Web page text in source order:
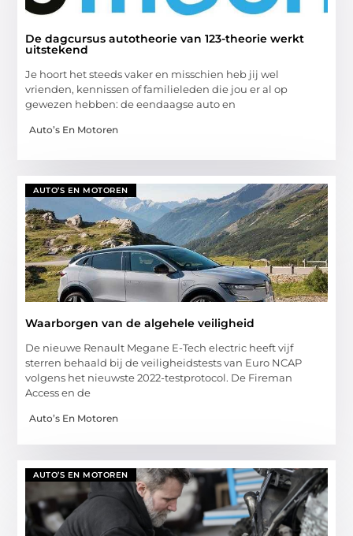
De dagcursus autotheorie van 123-theorie werkt
uitstekend
Je hoort het steeds vaker en misschien heb jij wel
vrienden, kennissen of familieleden die jou er al op
gewezen hebben: de eendaagse auto en
Auto’s En Motoren
AUTO’S EN MOTOREN
Waarborgen van de algehele veiligheid
De nieuwe Renault Megane E-Tech electric heeft vijf
sterren behaald bij de veiligheidstests van Euro NCAP
volgens het nieuwste 2022-testprotocol. De Fireman
Access en de
Auto’s En Motoren
AUTO’S EN MOTOREN